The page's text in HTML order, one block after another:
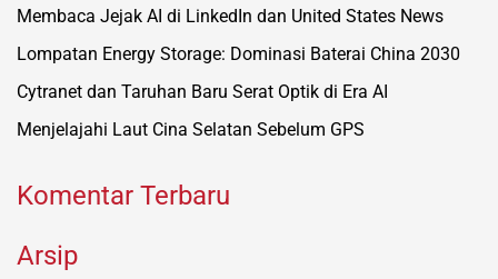
Membaca Jejak AI di LinkedIn dan United States News
Lompatan Energy Storage: Dominasi Baterai China 2030
Cytranet dan Taruhan Baru Serat Optik di Era AI
Menjelajahi Laut Cina Selatan Sebelum GPS
Komentar Terbaru
Arsip